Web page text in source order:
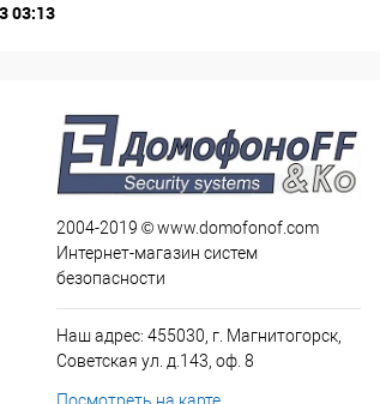
03:13
2004-2019 © www.domofonof.com
Интернет-магазин систем
безопасности
Наш адрес: 455030, г. Магнитогорск,
Советская ул. д.143, оф. 8
Посмотреть на карте